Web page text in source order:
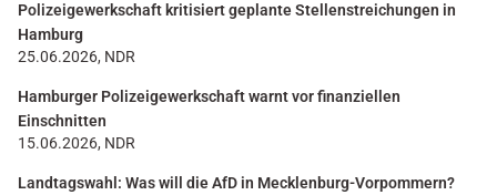
Polizeigewerkschaft kritisiert geplante Stellenstreichungen in
Hamburg
25.06.2026, NDR
Hamburger Polizeigewerkschaft warnt vor finanziellen
Einschnitten
15.06.2026, NDR
Landtagswahl: Was will die AfD in Mecklenburg-Vorpommern?